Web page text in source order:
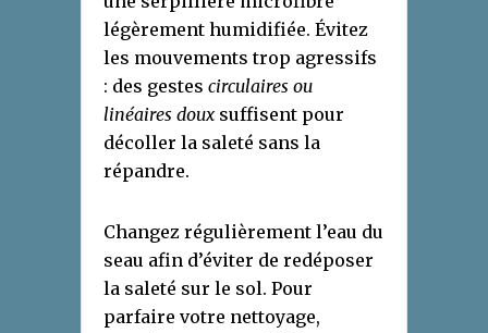
légèrement humidifiée. Évitez
les mouvements trop agressifs
: des gestes circulaires ou
linéaires doux suffisent pour
décoller la saleté sans la
répandre.
Changez régulièrement l’eau du
seau afin d’éviter de redéposer
la saleté sur le sol. Pour
parfaire votre nettoyage,